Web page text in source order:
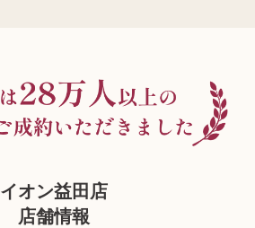
イオン益田店
店舗情報